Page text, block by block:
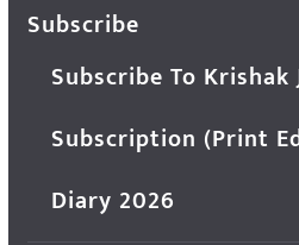
Subscribe
Subscribe To
Subscription (Print
Diary 2026